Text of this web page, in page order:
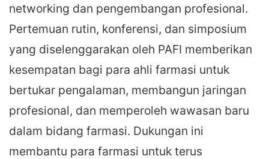
networking dan pengembangan profesional.
Pertemuan rutin, konferensi, dan simposium
yang diselenggarakan oleh PAFI memberikan
kesempatan bagi para ahli farmasi untuk
bertukar pengalaman, membangun jaringan
profesional, dan memperoleh wawasan baru
dalam bidang farmasi. Dukungan ini
membantu para farmasi untuk terus